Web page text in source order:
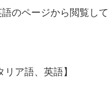
のページから閲覧し
ア語、英語】